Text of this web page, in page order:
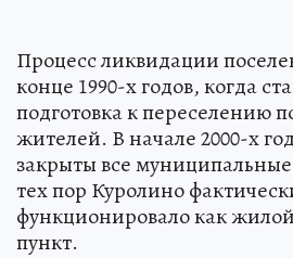
Процесс ликвидации
конце 1990-х годов, когда
подготовка к переселению
жителей. В начале 2000-х
закрыты все
тех пор Куролино
функционировало как
пункт.